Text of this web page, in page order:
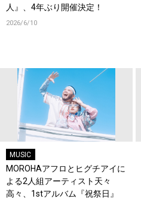
人』、4年ぶり開催決定！
2026/6/10
MUSIC
MOROHAアフロとヒグチアイに
よる2人組アーティスト天々
高々、1stアルバム『祝祭日』